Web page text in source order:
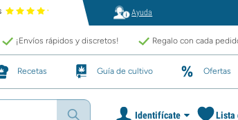
Ayuda
¡Envíos rápidos y discretos! Regalo con cada
Recetas Guía de cultivo Ofertas
Identifícate Lista